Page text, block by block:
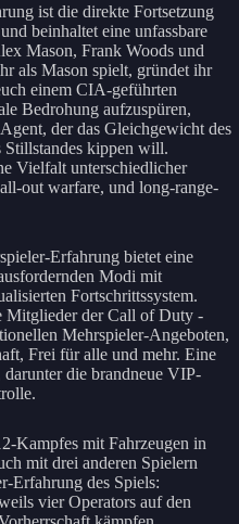
ist die direkte Fortsetzung
beinhaltet eine unfassbare
Mason, Frank Woods und
als Mason spielt, gründet ihr
einem CIA-geführten
Bedrohung aufzuspüren,
der das Gleichgewicht des
Stillstandes kippen will.
Vielfalt unterschiedlicher
out warfare, und long-range-
Erfahrung bietet eine
Modi mit
Fortschrittssystem.
Mitglieder der Call of Duty -
Mehrspieler-Angeboten,
Frei für alle und mehr. Eine
die brandneue VIP-
Kampfes mit Fahrzeugen in
mit drei anderen Spielern
Erfahrung des Spiels:
vier Operators auf den